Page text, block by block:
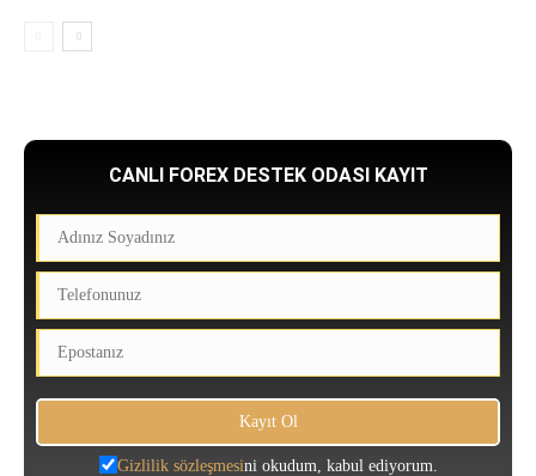
CANLI FOREX DESTEK ODASI KAYIT
Gizlilik sözleşmesini okudum, kabul ediyorum.